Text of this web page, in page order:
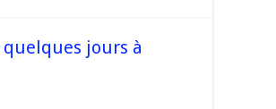
quelques jours à